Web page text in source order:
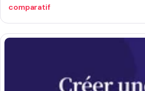
comparatif